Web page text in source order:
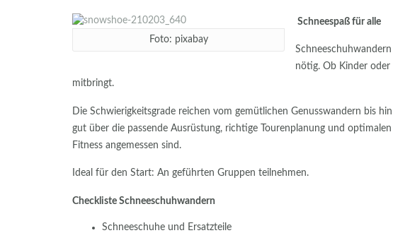
Foto: pixabay
Schneespaß für alle
nötig. Ob Kinder
mitbringt.
Die Schwierigkeitsgrade reichen vom gemütlichen Genusswandern bis
gut über die passende Ausrüstung, richtige Tourenplanung und
Fitness angemessen sind.
Ideal für den Start: An geführten Gruppen teilnehmen.
Checkliste Schneeschuhwandern
Schneeschuhe und Ersatzteile